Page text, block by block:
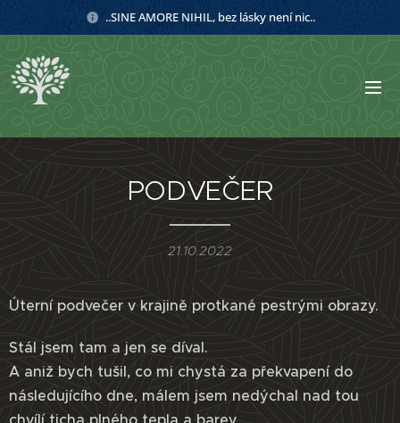
..SINE AMORE NIHIL, bez lásky není nic..
PODVEČER
21.10.2022
Úterní podvečer v krajině protkané pestrými obrazy.
Stál jsem tam a jen se díval.
A aniž bych tušil, co mi chystá za překvapení do
následujícího dne, málem jsem nedýchal nad tou
chvílí ticha plného tepla a barev.